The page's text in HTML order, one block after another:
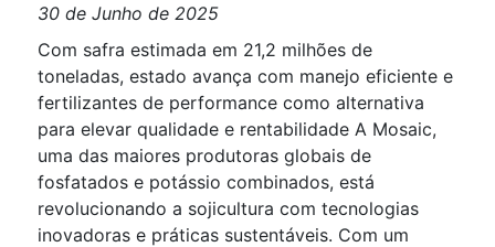
30 de Junho de 2025
Com safra estimada em 21,2 milhões de
toneladas, estado avança com manejo eficiente e
fertilizantes de performance como alternativa
para elevar qualidade e rentabilidade A Mosaic,
uma das maiores produtoras globais de
fosfatados e potássio combinados, está
revolucionando a sojicultura com tecnologias
inovadoras e práticas sustentáveis. Com um